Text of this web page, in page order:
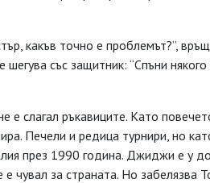
какъв точно е проблемът?”,
със защитник: “Спъни
слагал ръкавиците. Като
Печели и редица турнири, но
през 1990 година. Джиджи е у
чувал за страната. Но забелязва